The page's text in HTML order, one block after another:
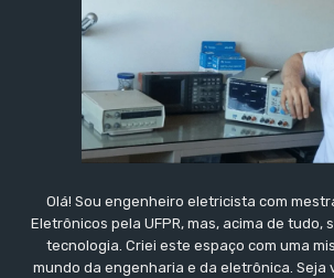
Olá! Sou engenheiro eletricista com
Eletrônicos pela UFPR, mas, acima de tudo,
tecnologia. Criei este espaço com uma
mundo da engenharia e da eletrônica. Seja